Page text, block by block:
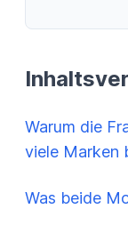
Warum die
viele Marken
Was beide